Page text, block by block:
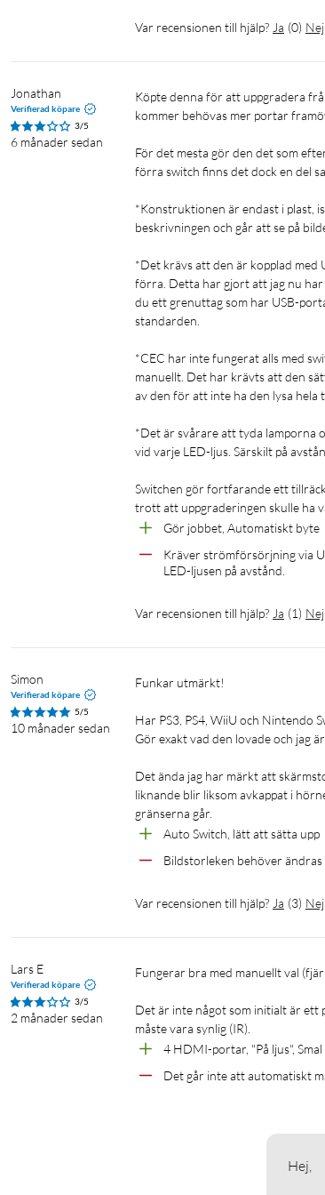
Specifikationer
Anslutningar
5x HDMI-ingångar
1x HDMI-utgång
Färgdjup: 12-bit per kanal (36-bit totalt)
Bandbredd: 12 Gb/s per kanal (48 Gb/s totalt)
HDR-stöd: HDR10, HDR10+, Dolby Vision
DTS-HD Master Audio
Automatisk och manuell växling
Fjärrkontroll (2x AAA-batterier, säljs separat)
VRR (Variable Refresh Rate)
ALLM (Auto Low Latency Mode)
QFT (Quick Frame Transport)
Inbyggd equalizer (förstärker HDMI-signalen),
DC 5 V/1 A (via USB-C-port, adapter säljs separat)
Miljö
Förvaring, luftfuktighet: 5–90 % RH (icke-
Mått: 160x57x16 mm
Fjärrkontroll (2x AAA-batterier säljs separat)
USB-A- till USB-C-kabel
Manual
Var recensionen till hjälp? Ja (0) Nej
Jonathan
Verifierad köpare
3/5
6 månader sedan
Köpte denna för att uppgradera från en tidigare switch, som stödde högst HDMI 2.0 och med tre portar. Tänkte att det
kommer behövas mer portar
För det mesta gör den det som
förra switch finns det dock en del
*Konstruktionen är endast i plast,
beskrivningen och går att se på
*Det krävs att den är kopplad
förra. Detta har gjort att jag nu
du ett grenuttag som har USB-
standarden.
*CEC har inte fungerat alls med
manuellt. Det har krävts att den
av den för att inte ha den lysa
*Det är svårare att tyda lamporna
vid varje LED-ljus. Särskilt på
Switchen gör fortfarande ett
trott att uppgraderingen skulle ha
Gör jobbet, Automatiskt byte
Kräver strömförsörjning via
LED-ljusen på avstånd.
Var recensionen till hjälp? Ja (1) Nej
Simon
Verifierad köpare
5/5
10 månader sedan
Funkar utmärkt!
Har PS3, PS4, WiiU och Nintendo
Gör exakt vad den lovade och jag
Det ända jag har märkt att
liknande blir liksom avkappat i
gränserna går.
Auto Switch, lätt att sätta upp
Bildstorleken behöver
Var recensionen till hjälp? Ja (3) Nej
Lars E
Verifierad köpare
3/5
2 månader sedan
Fungerar bra med manuellt val (fjärrkontroll), men kämpar med automatiskt ingångsval när de anslutna enheterna är äldre.
Det är inte något som initialt är ett
måste vara synlig (IR).
4 HDMI-portar, "På ljus", Smal
Det går inte att automatiskt
Hej,